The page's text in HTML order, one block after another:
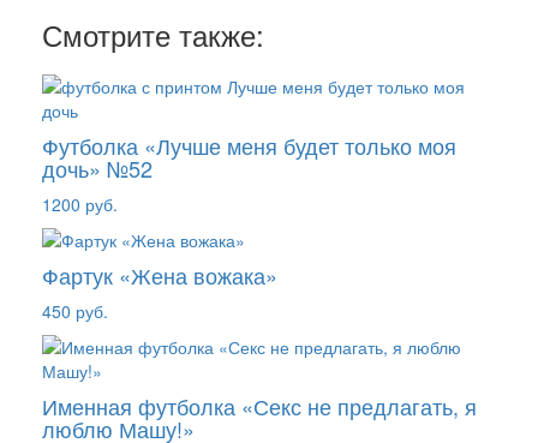
Смотрите также:
Футболка «Лучше меня будет только моя
дочь» №52
1200 руб.
Фартук «Жена вожака»
450 руб.
Именная футболка «Секс не предлагать, я
люблю Машу!»